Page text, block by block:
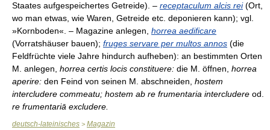
Staates aufgespeichertes Getreide). – receptaculum alcis rei(Ort,
wo man etwas, wie Waren, Getreide etc. deponieren kann); vgl.
»Kornboden«. – Magazine anlegen, horrea aedificare
(Vorratshäuser bauen); fruges servare per multos annos (die
Feldfrüchte viele Jahre hindurch aufheben): an bestimmten Orten
M. anlegen, horrea certis locis constituere: die M. öffnen, horrea
aperire: den Feind von seinen M. abschneiden, hostem
intercludere commeatu; hostem ab re frumentaria intercludere od.
re frumentariā excludere.
deutsch-lateinisches > Magazin